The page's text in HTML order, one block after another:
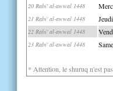
20 Rabi' al-awwal 1448
21 Rabi' al-awwal 1448
22 Rabi' al-awwal 1448
23 Rabi' al-awwal 1448
* Attention, le shuruq n'est